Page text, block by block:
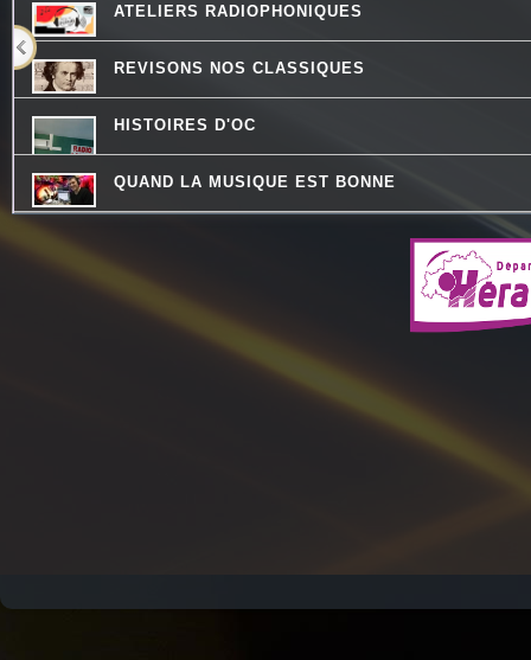
ATELIERS RADIOPHONIQUES
REVISONS NOS CLASSIQUES
HISTOIRES D'OC
QUAND LA MUSIQUE EST BONNE
LES DECOUVERTES MUSICALES